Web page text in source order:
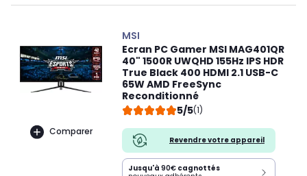
Comparer
MSI
Ecran PC Gamer MSI MAG401QR
40" 1500R UWQHD 155Hz IPS HDR
True Black 400 HDMI 2.1 USB-C
65W AMD FreeSync
Reconditionné
5/5(1)
Revendre votre appareil
Jusqu'à 90€ cagnottés